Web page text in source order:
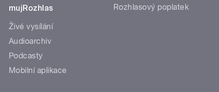
mujRozhlas
Živé vysílání
Audioarchiv
Podcasty
Mobilní aplikace
Rozhlasový poplatek